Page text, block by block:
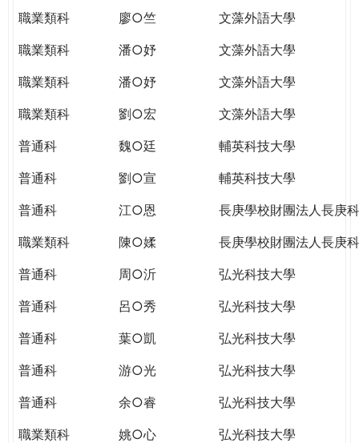
職業類科 廖○竺
文藻外語大學
職業類科
潘○妤
文藻外語大學
職業類科
潘○妤
文藻外語大學
職業類科
劉○宏
文藻外語大學
普通科
魏○廷
輔英科技大學
普通科
劉○宣
輔英科技大學
普通科
江○恩
長庚學校財團法人長庚
職業類科
陳○媃
長庚學校財團法人長庚
普通科
周○沂
弘光科技大學
普通科
呂○秀
弘光科技大學
普通科
葉○凱
弘光科技大學
普通科
游○光
弘光科技大學
普通科
余○睿
弘光科技大學
職業類科
姚○心
弘光科技大學